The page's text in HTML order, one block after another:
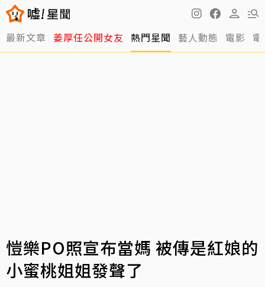
最新文章 姜厚任公開女友 熱門星聞 藝人動態 電影
愷樂PO照宣布當媽 被傳是紅娘的
小蜜桃姐姐發聲了